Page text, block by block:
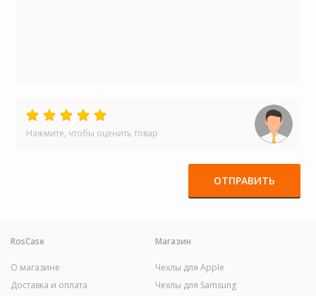
Нажмите, чтобы оценить товар
ОТПРАВИТЬ
RosCase
О магазине
Доставка и оплата
Магазин
Чехлы для Apple
Чехлы для Samsung